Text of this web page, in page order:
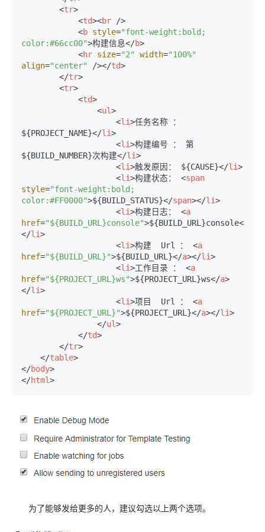
<tr>
<td><br />
<b style="font-weight:bold;
color:#66cc00">构建信息</b>
<hr size="2" width="100%"
align="center" /></td>
</tr>
<tr>
<td>
<ul>
<li>任务名称 ：
${PROJECT_NAME}</li>
<li>构建编号 ： 第
${BUILD_NUMBER}次构建</li>
<li>触发原因： ${CAUSE}</li>
<li>构建状态： <span
style="font-weight:bold;
color:#FF0000">${BUILD_STATUS}</span></li>
<li>构建日志： <a
href="${BUILD_URL}console">${BUILD_URL}console</
</li>
<li>构建  Url ： <a
href="${BUILD_URL}">${BUILD_URL}</a></li>
<li>工作目录 ： <a
href="${PROJECT_URL}ws">${PROJECT_URL}ws</a>
</li>
<li>项目  Url ： <a
href="${PROJECT_URL}">${PROJECT_URL}</a></li>
</ul>
</td>
</tr>
</table>
</body>
</html>
为了能够发给更多的人，建议勾选以上两个选项。